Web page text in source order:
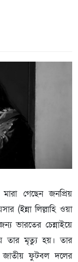
গেছেন জনপ্রিয়
(ইন্না লিল্লাহি ওয়া
ভারতের চেন্নাইয়ে
তার মৃত্যু হয়। তার
জাতীয় ফুটবল দলের